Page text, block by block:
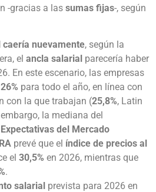
-gracias a las sumas fijas-, según
nuevamente, según la
el ancla salarial parecería haber
En este escenario, las empresas
26% para todo el año, en línea con
con la que trabajan (25,8%, Latin
la mediana del
del Mercado
prevé que el índice de precios al
el 30,5% en 2026, mientras que
.
salarial prevista para 2026 en